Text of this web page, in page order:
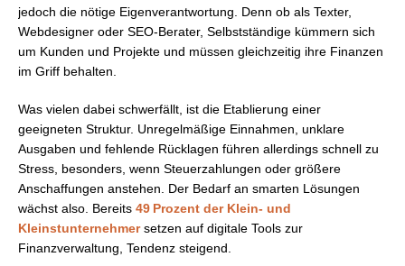
jedoch die nötige Eigenverantwortung. Denn ob als Texter,
Webdesigner oder SEO-Berater, Selbstständige kümmern sich
um Kunden und Projekte und müssen gleichzeitig ihre Finanzen
im Griff behalten.
Was vielen dabei schwerfällt, ist die Etablierung einer
geeigneten Struktur. Unregelmäßige Einnahmen, unklare
Ausgaben und fehlende Rücklagen führen allerdings schnell zu
Stress, besonders, wenn Steuerzahlungen oder größere
Anschaffungen anstehen. Der Bedarf an smarten Lösungen
wächst also. Bereits 49 Prozent der Klein- und
Kleinstunternehmersetzen auf digitale Tools zur
Finanzverwaltung, Tendenz steigend.